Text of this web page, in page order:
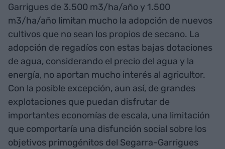
Garrigues de 3.500 m3/ha/año y 1.500
m3/ha/año limitan mucho la adopción de nuevos
cultivos que no sean los propios de secano. La
adopción de regadíos con estas bajas dotaciones
de agua, considerando el precio del agua y la
energía, no aportan mucho interés al agricultor.
Con la posible excepción, aun así, de grandes
explotaciones que puedan disfrutar de
importantes economías de escala, una limitación
que comportaría una disfunción social sobre los
objetivos primogénitos del Segarra-Garrigues